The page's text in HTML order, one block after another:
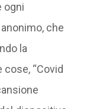
ogni
che
la
cose, “Covid